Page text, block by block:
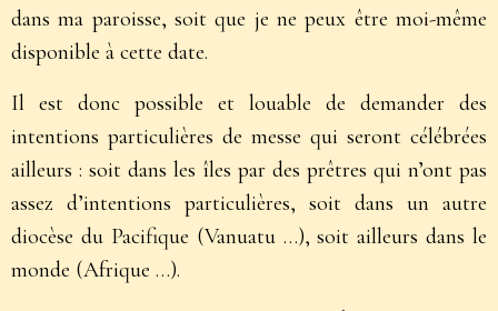
dans ma paroisse, soit que je ne peux être moi-même
disponible à cette date.
Il est donc possible et louable de demander des
intentions particulières de messe qui seront célébrées
ailleurs : soit dans les îles par des prêtres qui n’ont pas
assez d’intentions particulières, soit dans un autre
diocèse du Pacifique (Vanuatu …), soit ailleurs dans le
monde (Afrique …).